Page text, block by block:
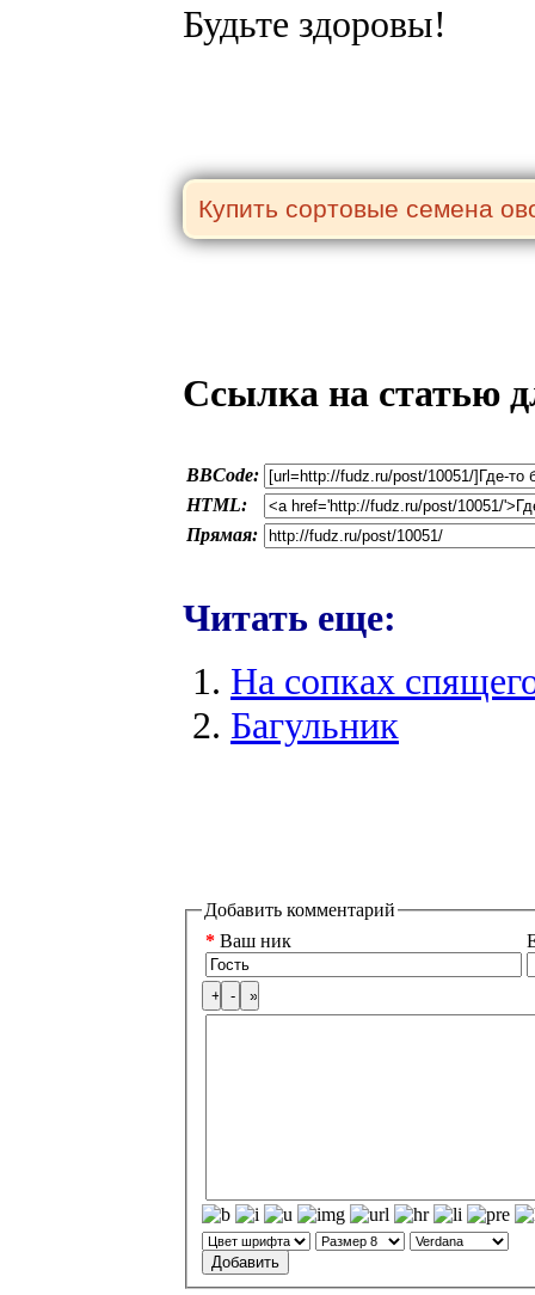
Будьте здоровы!
Ссылка на статью
BBCode:
HTML:
Прямая:
Читать еще:
На сопках
Багульник
Добавить комментарий
* Ваш ник